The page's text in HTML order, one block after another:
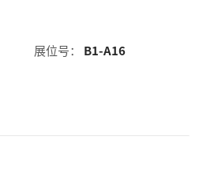
展位号： B1-A16